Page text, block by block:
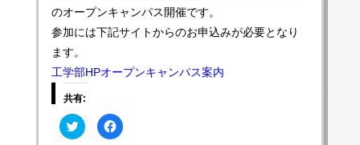
のオープンキャンパス開催です。
参加には下記サイトからのお申込みが必要となり
ます。
工学部HPオープンキャンパス案内
共有:
ク
リ
Facebook
で